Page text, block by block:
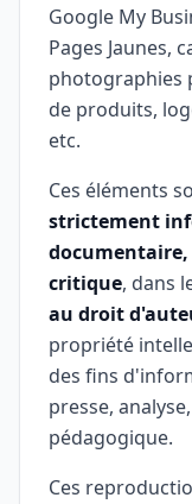
Google My
Pages Jaunes,
photographies
de produits,
etc.
Ces éléments
strictement
critique, dans
au droit
propriété
des fins
presse,
pédagogique.
Ces